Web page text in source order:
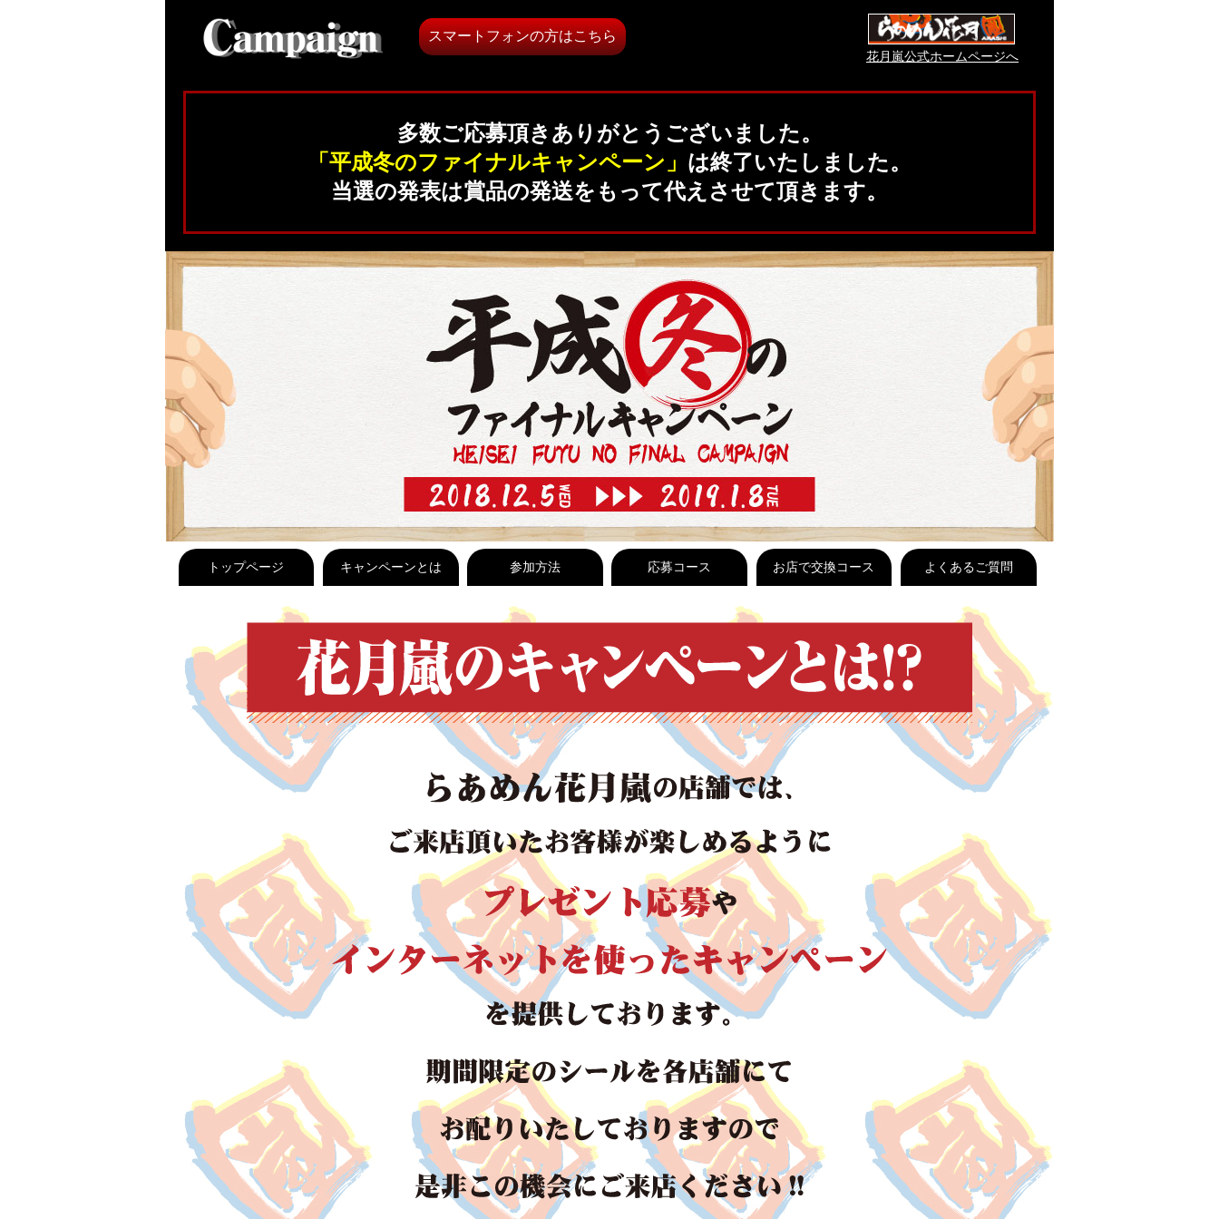
スマートフォンの方はこちら
花月嵐公式ホームページへ
多数ご応募頂きありがとうございました。
「平成冬のファイナルキャンペーン」 は終了いたしました。
当選の発表は賞品の発送をもって代えさせて頂きます。
トップページ キャンペーンとは 参加方法 応募コース お店で交換コース よくあるご質問